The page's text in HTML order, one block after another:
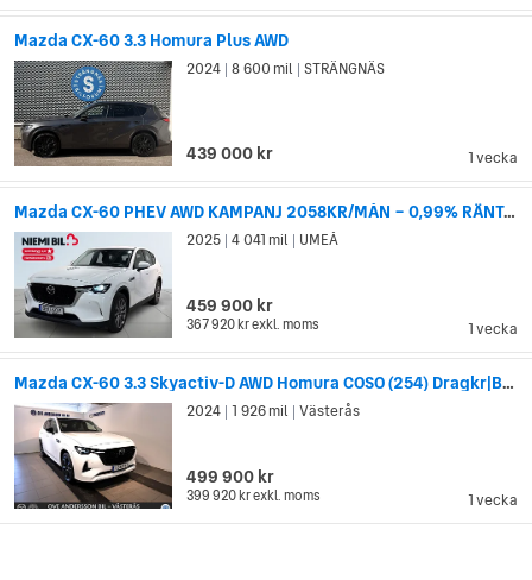
Mazda CX-60 3.3 Homura Plus AWD
1 vecka
2024 8 600 mil STRÄNGNÄS
439 000 kr
Mazda CX-60 PHEV AWD KAMPANJ 2058KR/MÅN – 0,99% RÄNTA – INK GARANTI
1 vecka
2025 4 041 mil UMEÅ
459 900 kr
367 920 krexkl. moms
Mazda CX-60 3.3 Skyactiv-D AWD Homura COSO (254) Dragkr|BOSE
1 vecka
2024 1 926 mil Västerås
499 900 kr
399 920 krexkl. moms